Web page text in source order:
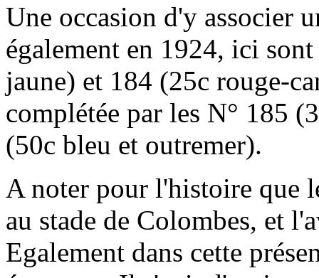
Une occasion d'y associer
également en 1924, ici
jaune) et 184 (25c rouge-
complétée par les N° 185
(50c bleu et outremer).
A noter pour l'histoire que
au stade de Colombes, et
Egalement dans cette